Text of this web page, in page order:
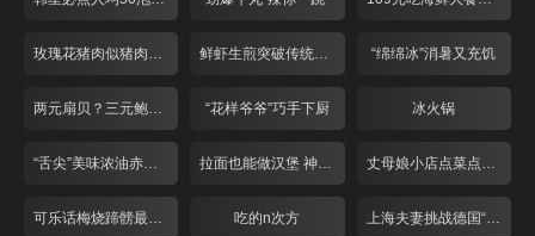
玫瑰花猪肉似猪肉又似牛肉 鲜虾生煎突破传统味道鲜美 “绵绵冰”消暑又充饥
两元扇贝？三元鲍鱼？68元吃野生梭子蟹？！ “花样爷爷”巧手下厨 冰火锅
“舌尖”美味浓油赤酱五味鸭 拉面也能做汉堡 神奇面条“拿”着吃 丈母娘小店点菜点半份
可乐话梅烧蹄髈最开胃 吃的n次方 上海夫妻挑战德国“咸猪手”